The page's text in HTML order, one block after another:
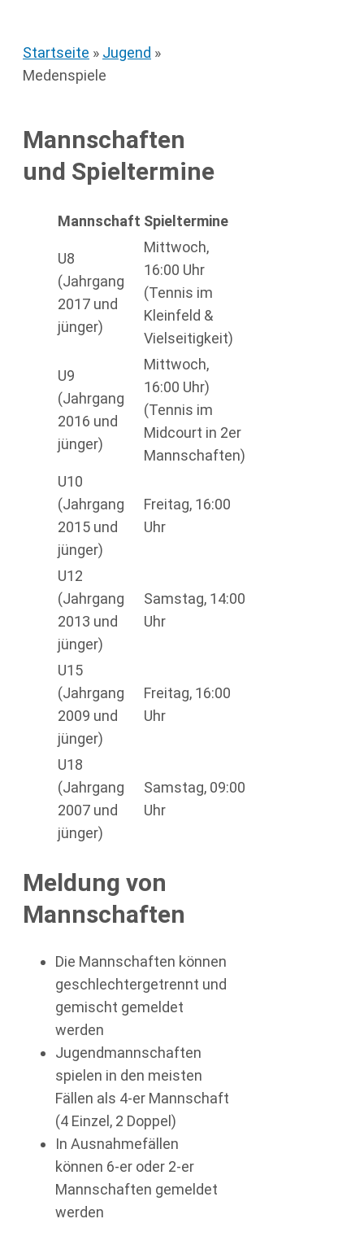
Startseite » Jugend »
Medenspiele
Mannschaften
und Spieltermine
Mannschaft Spieltermine
U8
(Jahrgang
2017 und
jünger)
Mittwoch,
16:00 Uhr
(Tennis im
Kleinfeld &
Vielseitigkeit)
U9
(Jahrgang
2016 und
jünger)
Mittwoch,
16:00 Uhr)
(Tennis im
Midcourt in 2er
Mannschaften)
U10
(Jahrgang
2015 und
jünger)
Freitag, 16:00
Uhr
U12
(Jahrgang
2013 und
jünger)
Samstag, 14:00
Uhr
U15
(Jahrgang
2009 und
jünger)
Freitag, 16:00
Uhr
U18
(Jahrgang
2007 und
jünger)
Samstag, 09:00
Uhr
Meldung von
Mannschaften
Die Mannschaften können
geschlechtergetrennt und
gemischt gemeldet
werden
Jugendmannschaften
spielen in den meisten
Fällen als 4-er Mannschaft
(4 Einzel, 2 Doppel)
In Ausnahmefällen
können 6-er oder 2-er
Mannschaften gemeldet
werden